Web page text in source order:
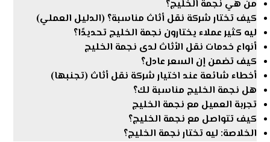
من هي نجمة الخليج؟
كيف تختار شركة نقل أثاث مناسبة؟ (الدليل العملي)
ليه كثير عملاء يختارون نجمة الخليج تحديدًا؟
أنواع خدمات نقل الأثاث لدى نجمة الخليج
كيف تضمن إن السعر عادل؟
أخطاء شائعة عند اختيار شركة نقل أثاث (تجنبها)
هل نجمة الخليج مناسبة لك؟
تجربة العميل مع نجمة الخليج
كيف تتواصل مع نجمة الخليج؟
الخلاصة: ليه تختار نجمة الخليج؟